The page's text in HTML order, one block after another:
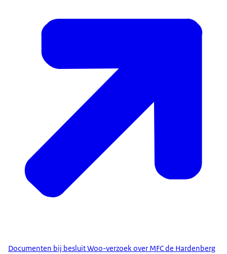
Documenten bij besluit Woo-verzoek over MFC de Hardenberg